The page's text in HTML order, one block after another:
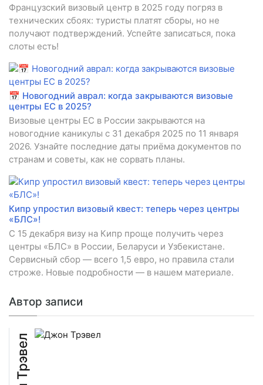
Французский визовый центр в 2025 году погряз в
технических сбоях: туристы платят сборы, но не
получают подтверждений. Успейте записаться, пока
слоты есть!
📅 Новогодний аврал: когда закрываются визовые
центры ЕС в 2025?
Визовые центры ЕС в России закрываются на
новогодние каникулы с 31 декабря 2025 по 11 января
2026. Узнайте последние даты приёма документов по
странам и советы, как не сорвать планы.
Кипр упростил визовый квест: теперь через центры
«БЛС»!
С 15 декабря визу на Кипр проще получить через
центры «БЛС» в России, Беларуси и Узбекистане.
Сервисный сбор — всего 1,5 евро, но правила стали
строже. Новые подробности — в нашем материале.
Автор записи